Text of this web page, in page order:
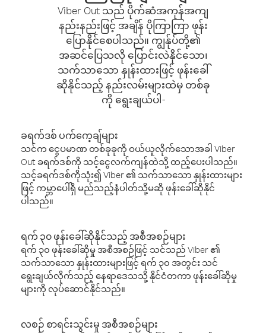
Viber Out သည် ပိုက်ဆံအကုန်အကျ
နည်းနည်းဖြင့် အချိန် ပိုကြာကြာ ဖုန်း
ပြောနိုင်စေပါသည်။ ကျွန်ုပ်တို့၏
အဆင်ပြေသလို ပြောင်းလဲနိုင်သော၊
သက်သာသော နှုန်းထားဖြင့် ဖုန်းခေါ်
ဆိုနိုင်သည့် နည်းလမ်းများထဲမှ တစ်ခု
ကို ရွေးချယ်ပါ-
ခရက်ဒစ် ပက်ကေ့ချ်များ
သင်က ငွေပမာဏ တစ်ခုခုကို ဝယ်ယူလိုက်သောအခါ Viber
Out ခရက်ဒစ်ကို သင့်ငွေလက်ကျန်ထဲသို့ ထည့်ပေးပါသည်။
သင့်ခရက်ဒစ်ကိုသုံး၍ Viber ၏ သက်သာသော နှုန်းထားများ
ဖြင့် ကမ္ဘာပေါ်ရှိ မည်သည့်နံပါတ်သို့မဆို ဖုန်းခေါ်ဆိုနိုင်
ပါသည်။
ရက် ၃၀ ဖုန်းခေါ်ဆိုနိုင်သည့် အစီအစဉ်များ
ရက် ၃၀ ဖုန်းခေါ်ဆိုမှု အစီအစဉ်ဖြင့် သင်သည် Viber ၏
သက်သာသော နှုန်းထားများဖြင့် ရက် ၃၀ အတွင်း သင်
ရွေးချယ်လိုက်သည့် နေရာဒေသသို့ နိုင်ငံတကာ ဖုန်းခေါ်ဆိုမှု
များကို လုပ်ဆောင်နိုင်သည်။
လစဉ် စာရင်းသွင်းမှု အစီအစဉ်များ